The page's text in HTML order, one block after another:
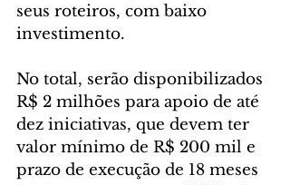
seus roteiros, com baixo
investimento.
No total, serão disponibilizados
R$ 2 milhões para apoio de até
dez iniciativas, que devem ter
valor mínimo de R$ 200 mil e
prazo de execução de 18 meses